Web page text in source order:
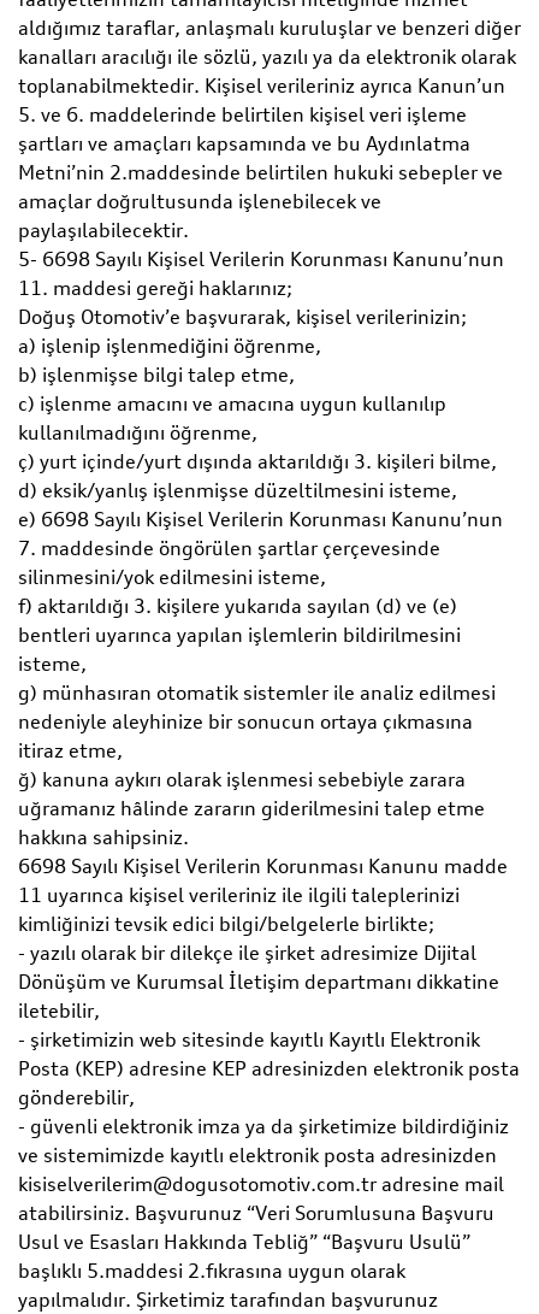
aldığımız taraflar, anlaşmalı kuruluşlar ve benzeri diğer
kanalları aracılığı ile sözlü, yazılı ya da elektronik olarak
toplanabilmektedir. Kişisel verileriniz ayrıca Kanun’un
5. ve 6. maddelerinde belirtilen kişisel veri işleme
şartları ve amaçları kapsamında ve bu Aydınlatma
Metni’nin 2.maddesinde belirtilen hukuki sebepler ve
amaçlar doğrultusunda işlenebilecek ve
paylaşılabilecektir.
5- 6698 Sayılı Kişisel Verilerin Korunması Kanunu’nun
11. maddesi gereği haklarınız;
Doğuş Otomotiv’e başvurarak, kişisel verilerinizin;
a) işlenip işlenmediğini öğrenme,
b) işlenmişse bilgi talep etme,
c) işlenme amacını ve amacına uygun kullanılıp
kullanılmadığını öğrenme,
ç) yurt içinde/yurt dışında aktarıldığı 3. kişileri bilme,
d) eksik/yanlış işlenmişse düzeltilmesini isteme,
e) 6698 Sayılı Kişisel Verilerin Korunması Kanunu’nun
7. maddesinde öngörülen şartlar çerçevesinde
silinmesini/yok edilmesini isteme,
f) aktarıldığı 3. kişilere yukarıda sayılan (d) ve (e)
bentleri uyarınca yapılan işlemlerin bildirilmesini
isteme,
g) münhasıran otomatik sistemler ile analiz edilmesi
nedeniyle aleyhinize bir sonucun ortaya çıkmasına
itiraz etme,
ğ) kanuna aykırı olarak işlenmesi sebebiyle zarara
uğramanız hâlinde zararın giderilmesini talep etme
hakkına sahipsiniz.
6698 Sayılı Kişisel Verilerin Korunması Kanunu madde
11 uyarınca kişisel verileriniz ile ilgili taleplerinizi
kimliğinizi tevsik edici bilgi/belgelerle birlikte;
- yazılı olarak bir dilekçe ile şirket adresimize Dijital
Dönüşüm ve Kurumsal İletişim departmanı dikkatine
iletebilir,
- şirketimizin web sitesinde kayıtlı Kayıtlı Elektronik
Posta (KEP) adresine KEP adresinizden elektronik posta
gönderebilir,
- güvenli elektronik imza ya da şirketimize bildirdiğiniz
ve sistemimizde kayıtlı elektronik posta adresinizden
kisiselverilerim@dogusotomotiv.com.tr adresine mail
atabilirsiniz. Başvurunuz “Veri Sorumlusuna Başvuru
Usul ve Esasları Hakkında Tebliğ” “Başvuru Usulü”
başlıklı 5.maddesi 2.fıkrasına uygun olarak
yapılmalıdır. Şirketimiz tarafından başvurunuz